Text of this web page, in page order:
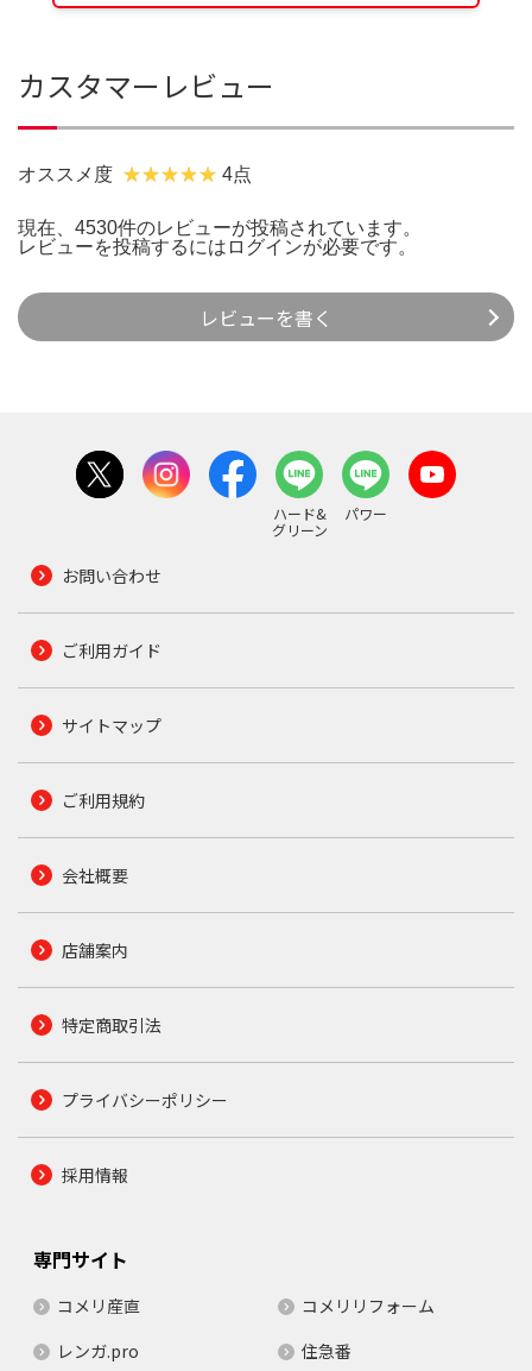
カスタマーレビュー
オススメ度 4点
現在、4530件のレビューが投稿されています。
レビューを投稿するには ログインが必要です。
レビューを書く
ハード&
グリーン
パワー
お問い合わせ
ご利用ガイド
サイトマップ
ご利用規約
会社概要
店舗案内
特定商取引法
プライバシーポリシー
採用情報
専門サイト
コメリ産直
コメリリフォーム
レンガ.pro
住急番